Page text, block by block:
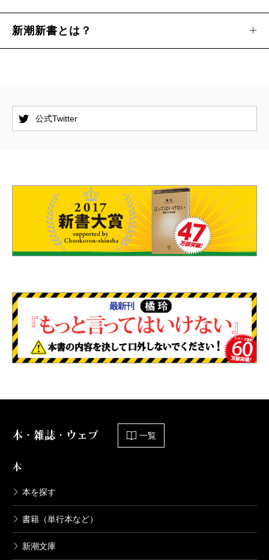
新潮新書とは？
公式Twitter
本・雑誌・ウェブ 一覧
本
本を探す
書籍（単行本など）
新潮文庫